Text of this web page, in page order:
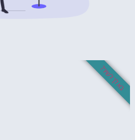
בא לך לשיר?